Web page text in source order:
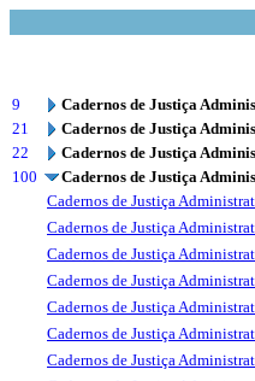
9
Cadernos de Justiça
21
Cadernos de Justiça
22
Cadernos de Justiça
100
Cadernos de Justiça
Cadernos de Justiça
Cadernos de Justiça
Cadernos de Justiça
Cadernos de Justiça
Cadernos de Justiça
Cadernos de Justiça
Cadernos de Justiça